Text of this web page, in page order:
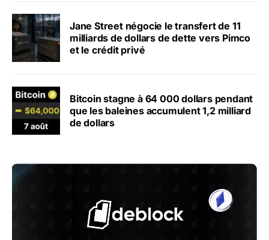
Jane Street négocie le transfert de 11
milliards de dollars de dette vers Pimco
et le crédit privé
Bitcoin stagne à 64 000 dollars pendant
que les baleines accumulent 1,2 milliard
de dollars